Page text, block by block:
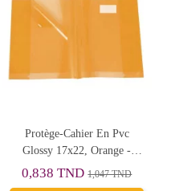
Protège-Cahier En Pvc
Glossy 17x22, Orange -
Purple
0,838 TND1,047 TND